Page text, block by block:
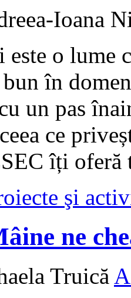
Ioana
este o lume
în
un pas
ce
îți oferă
şi
ne
Truică